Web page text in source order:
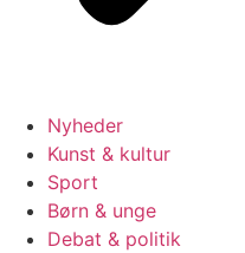
Nyheder
Kunst & kultur
Sport
Børn & unge
Debat & politik